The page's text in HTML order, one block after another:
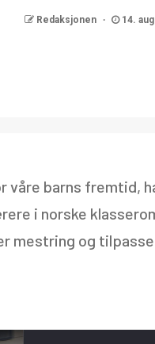
Redaksjonen 14.
våre barns fremtid,
i norske
mestring og